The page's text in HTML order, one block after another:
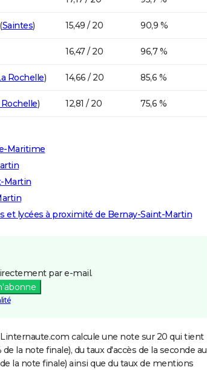
Saintes) 15,49 / 20 90,9 %
16,47 / 20 96,7 %
Rochelle) 14,66 / 20 85,6 %
) 12,81 / 20 75,6 %
Maritime
Martin
et lycées à proximité de Bernay-Saint-Martin
par e-mail.
calcule une note sur 20 qui tient
la note finale), du taux d'accès de la seconde au
la note finale) ainsi que du taux de mentions